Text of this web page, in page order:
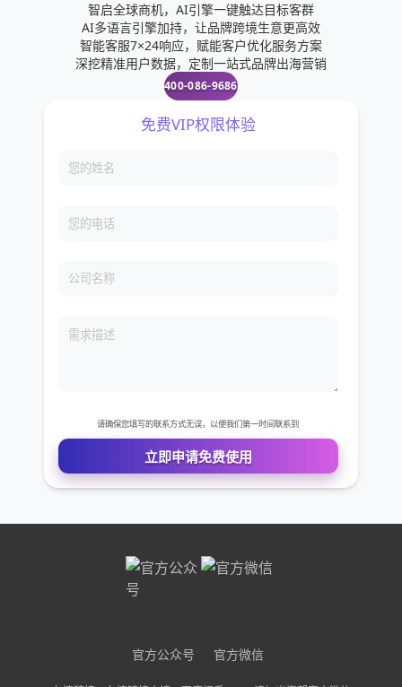
智启全球商机，AI引擎一键触达目标客群
AI多语言引擎加持，让品牌跨境生意更高效
智能客服7×24响应，赋能客户优化服务方案
深挖精准用户数据，定制一站式品牌出海营销
400-086-9686
公司名称
官方公众号 官方微信